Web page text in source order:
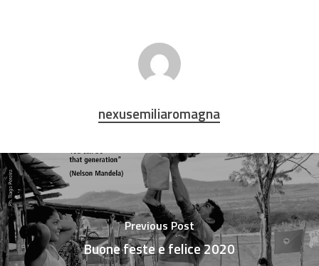
nexusemiliaromagna
Previous Post
Buone feste e felice 2020